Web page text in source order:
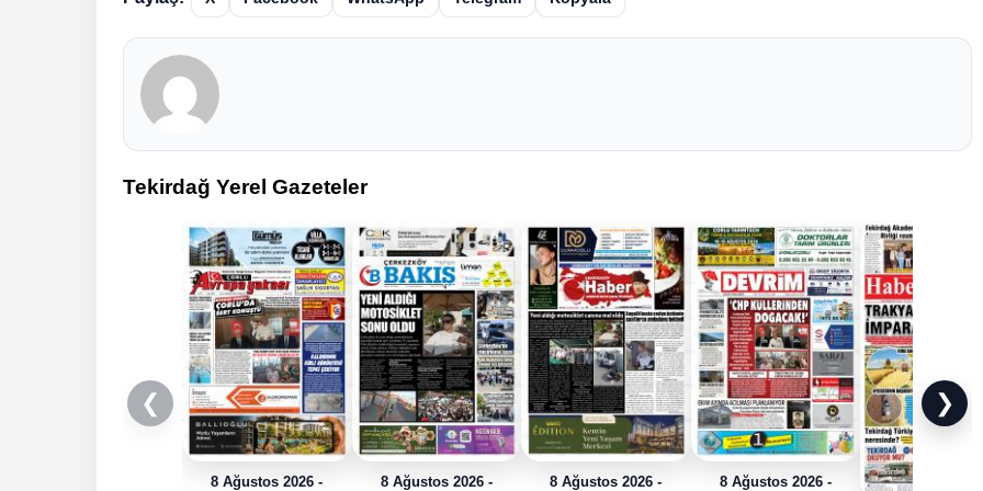
Tekirdağ Yerel Gazeteler
❮
8 Ağustos 2026 - 8 Ağustos 2026 - 8 Ağustos 2026 - 8 Ağustos 2026 -
❯